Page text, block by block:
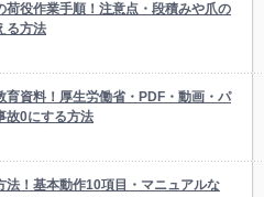
荷役作業手順！注意点・段積みや爪の
る方法
育資料！厚生労働省・PDF・動画・パ
故0にする方法
法！基本動作10項目・マニュアルな